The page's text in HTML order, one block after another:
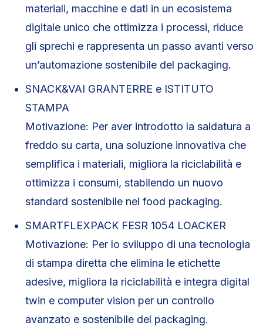
materiali, macchine e dati in un ecosistema
digitale unico che ottimizza i processi, riduce
gli sprechi e rappresenta un passo avanti verso
un’automazione sostenibile del packaging.
SNACK&VAI GRANTERRE e ISTITUTO
STAMPA
Motivazione: Per aver introdotto la saldatura a
freddo su carta, una soluzione innovativa che
semplifica i materiali, migliora la riciclabilità e
ottimizza i consumi, stabilendo un nuovo
standard sostenibile nel food packaging.
SMARTFLEXPACK FESR 1054 LOACKER
Motivazione: Per lo sviluppo di una tecnologia
di stampa diretta che elimina le etichette
adesive, migliora la riciclabilità e integra digital
twin e computer vision per un controllo
avanzato e sostenibile del packaging.